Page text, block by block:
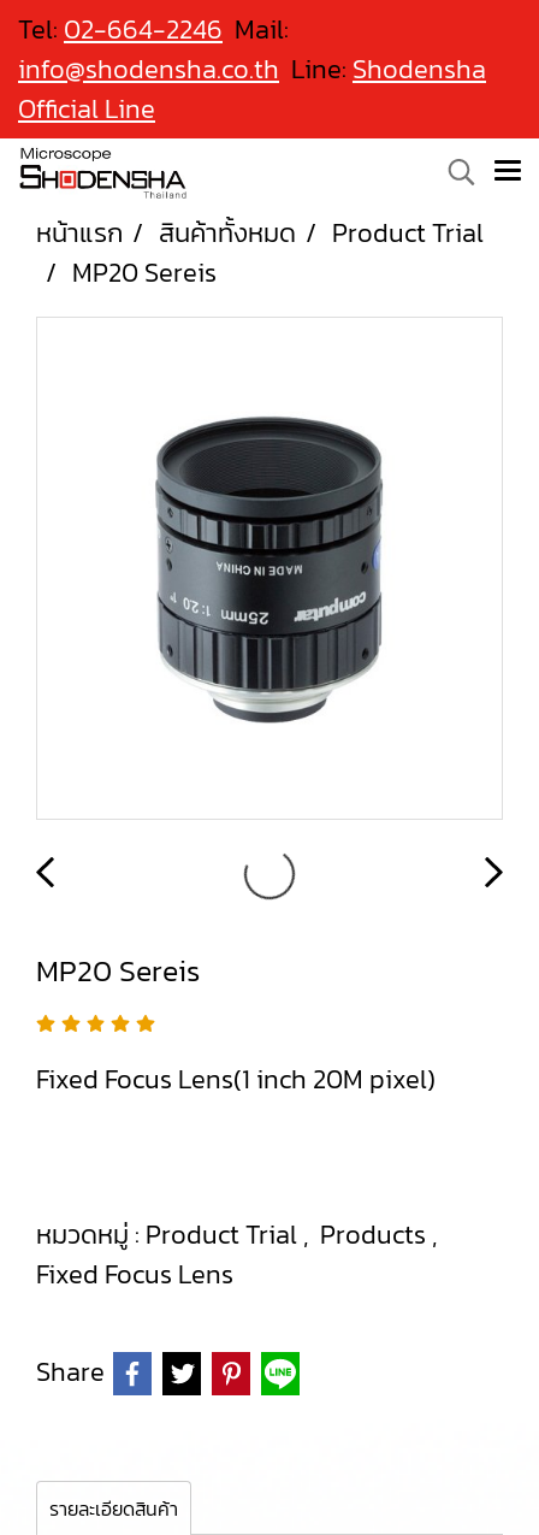
Tel: 02-664-2246 Mail:
info@shodensha.co.th Line: Shodensha
Official Line
หน้าแรก สินค้าทั้งหมด
Product Trial
MP20 Sereis
MP20 Sereis
Fixed Focus Lens(1 inch 20M pixel)
หมวดหมู่ : Product Trial, Products ,
Fixed Focus Lens
Share
รายละเอียดสินค้า